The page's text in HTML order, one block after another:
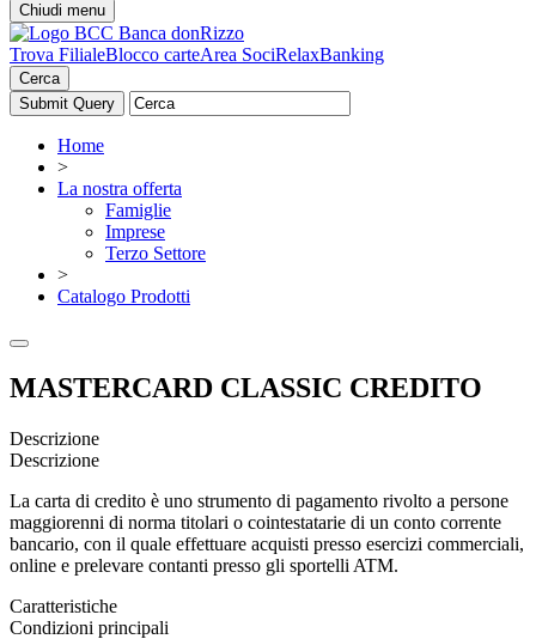
Chiudi menu
Trova FilialeBlocco carteArea SociRelaxBanking
Cerca
Home
>
La nostra offerta
Famiglie
Imprese
Terzo Settore
>
Catalogo Prodotti
MASTERCARD CLASSIC CREDITO
Descrizione
Descrizione
La carta di credito è uno strumento di pagamento rivolto a persone
maggiorenni di norma titolari o cointestatarie di un conto corrente
bancario, con il quale effettuare acquisti presso esercizi commerciali,
online e prelevare contanti presso gli sportelli ATM.
Caratteristiche
Condizioni principali